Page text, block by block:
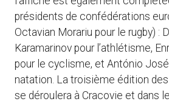
présidents de confédérations
Octavian Morariu pour le rugby) :
Karamarinov pour l’athlétisme,
pour le cyclisme, et António
natation. La troisième édition
se déroulera à Cracovie et dans